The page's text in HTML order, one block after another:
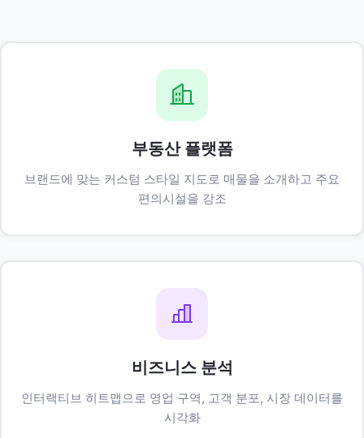
부동산 플랫폼
브랜드에 맞는 커스텀 스타일 지도로 매물을 소개하고 주요
편의시설을 강조
비즈니스 분석
인터랙티브 히트맵으로 영업 구역, 고객 분포, 시장 데이터를
시각화